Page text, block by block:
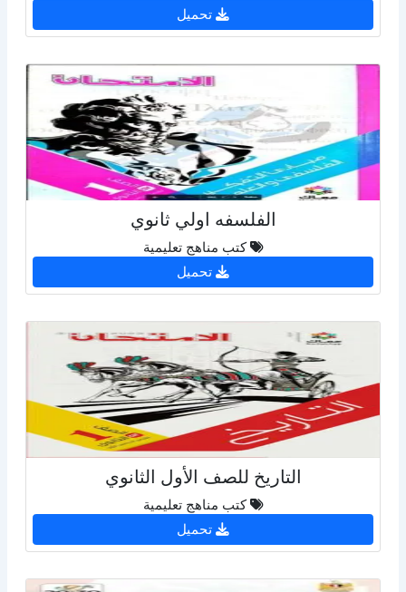
تحميل
الفلسفه اولي ثانوي
كتب مناهج تعليمية
تحميل
التاريخ للصف الأول الثانوي
كتب مناهج تعليمية
تحميل